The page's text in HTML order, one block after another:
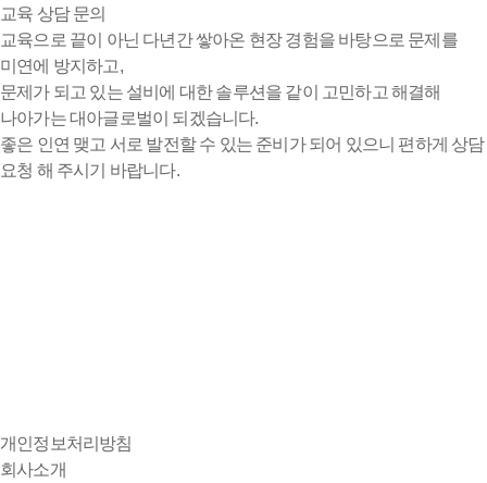
교육 상담 문의
교육으로 끝이 아닌 다년간 쌓아온 현장 경험을 바탕으로 문제를
미연에 방지하고,
문제가 되고 있는 설비에 대한 솔루션을 같이 고민하고 해결해
나아가는 대아글로벌이 되겠습니다.
좋은 인연 맺고 서로 발전할 수 있는 준비가 되어 있으니 편하게 상담
요청 해 주시기 바랍니다.
개인정보처리방침
회사소개